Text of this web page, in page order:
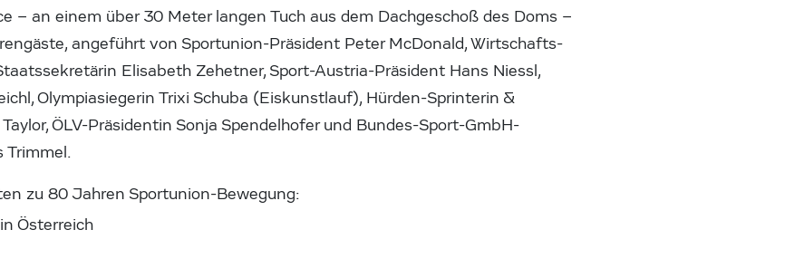
– an einem über 30 Meter langen Tuch aus dem Dachgeschoß des Doms –
angeführt von Sportunion-Präsident Peter McDonald, Wirtschafts-
Elisabeth Zehetner, Sport-Austria-Präsident Hans Niessl,
Olympiasiegerin Trixi Schuba (Eiskunstlauf), Hürden-Sprinterin &
ÖLV-Präsidentin Sonja Spendelhofer und Bundes-Sport-GmbH-
Trimmel.
zu 80 Jahren Sportunion-Bewegung:
Österreich